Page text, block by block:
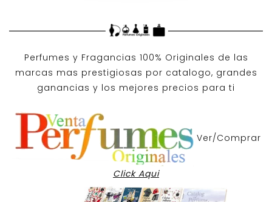
Perfumes y Fragancias 100% Originales de las
marcas mas prestigiosas por catalogo, grandes
ganancias y los mejores precios para ti
Ver/Comprar
Click Aqui